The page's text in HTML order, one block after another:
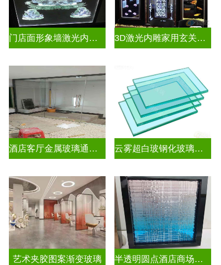
门店面形象墙激光内雕发光艺术玻璃 3D激光内雕家用玄关隔断
酒店客厅金属玻璃通花格栅入户玄关隔断 云雾超白玻钢化玻璃隔断
艺术夹胶图案渐变玻璃 半透明圆点酒店商场图案渐变玻璃